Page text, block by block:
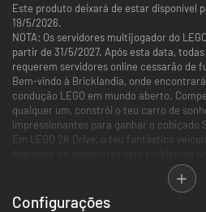
Este produto deixará de estar disponível
19/5/2026.
NOTA: Os servidores multijogador do
partir de 31/5/2027. Após esta data,
requerem servidores online cessarão de
Bem-vindo à Bricklandia, onde
condução LEGO em mundo aberto.
qualquer um, constrói o teu carro de
impressionantes para ganhar o cobiçado
Em LEGO 2K Drive, o teu fantástico
emocionantes, estradas todo-o-terreno e
vasto mundo da Bricklandia, exibe as
constrói veículos peça a peça!
Configurações